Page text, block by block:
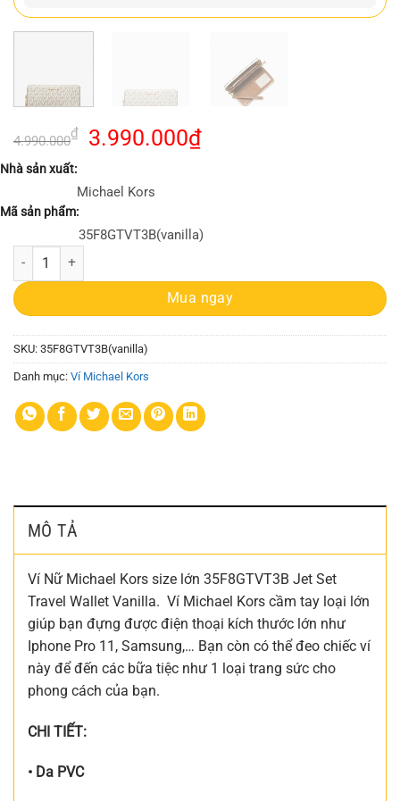
4.990.000₫
Giá
là:
4.990.000₫.
3.990.000₫Giá
3.990.000₫.
Nhà sản xuất:
Michael Kors
Mã sản phẩm:
35F8GTVT3B(vanilla)
Ví Nữ Michael Kors size lớn 35F8GTVT3B Jet Set Travel Wallet Vanilla
Mua ngay
SKU: 35F8GTVT3B(vanilla)
Danh mục: Ví Michael Kors
MÔ TẢ
Ví Nữ Michael Kors size lớn 35F8GTVT3B Jet Set
Travel Wallet Vanilla. Ví Michael Kors cầm tay loại lớn
giúp bạn đựng được điện thoại kích thước lớn như
Iphone Pro 11, Samsung,… Bạn còn có thể đeo chiếc ví
này để đến các bữa tiệc như 1 loại trang sức cho
phong cách của bạn.
CHI TIẾT:
• Da PVC